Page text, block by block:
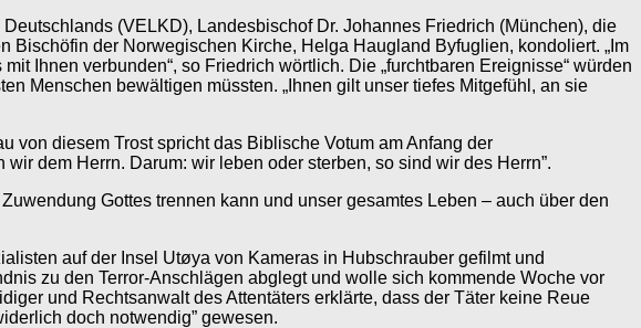
(VELKD), Landesbischof Dr. Johannes Friedrich (München), die
der Norwegischen Kirche, Helga Haugland Byfuglien, kondoliert. „Im
Ihnen verbunden“, so Friedrich wörtlich. Die „furchtbaren Ereignisse“ würden
Menschen bewältigen müssten. „Ihnen gilt unser tiefes Mitgefühl, an sie
von diesem Trost spricht das Biblische Votum am Anfang der
dem Herrn. Darum: wir leben oder sterben, so sind wir des Herrn”.
Gottes trennen kann und unser gesamtes Leben – auch über den
auf der Insel Utøya von Kameras in Hubschrauber gefilmt und
zu den Terror-Anschlägen abglegt und wolle sich kommende Woche vor
und Rechtsanwalt des Attentäters erklärte, dass der Täter keine Reue
doch notwendig” gewesen.